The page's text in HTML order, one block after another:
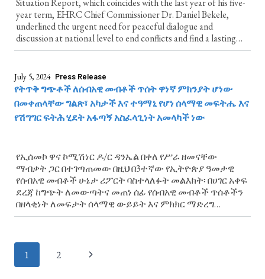
Situation Report, which coincides with the last year of his five-
year term, EHRC Chief Commissioner Dr. Daniel Bekele,
underlined the urgent need for peaceful dialogue and
discussion at national level to end conflicts and find a lasting
solution to the widespread human rights violations occurring in
July 5, 2024 Press Release
የትጥቅ ግጭቶች ለሰብአዊ መብቶች ጥሰት ዋነኛ ምክንያት ሆነው
በመቀጠላቸው ግልጽ፣ አካታች እና ተዓማኒ የሆነ ሰላማዊ መፍትሔ እና
የሽግግር ፍትሕ ሂደት አፋጣኝ አስፈላጊነት አመላካች ነው
የኢሰመኮ ዋና ኮሚሽነር ዶ/ር ዳንኤል በቀለ የሥራ ዘመናቸው
ማብቃት ጋር በተገጣጠመው በዚህ በ3ተኛው የኢትዮጵያ ዓመታዊ
የሰብአዊ መብቶች ሁኔታ ሪፖርት ባስተላለፉት መልእክት፡ በሀገር አቀፍ
ደረጃ ከግጭት ለመውጣትና መጠነ ሰፊ የሰብአዊ መብቶች ጥሰቶችን
በዘላቂነት ለመፍታት ሰላማዊ ውይይት እና ምክክር ማድረግ
ያስፈልጋል ብለዋል
Page
1 2